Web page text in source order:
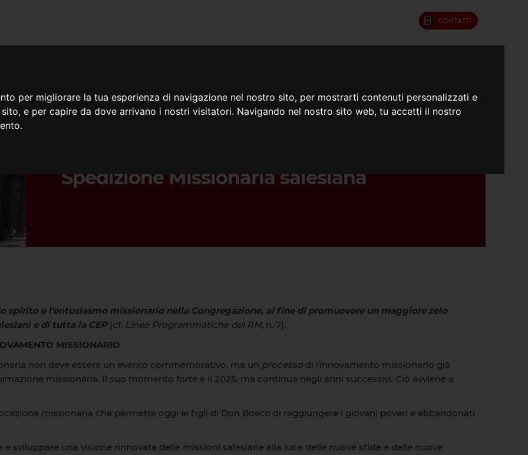
per migliorare la tua esperienza di navigazione nel nostro sito, per mostrarti contenuti personalizzati e
e per capire da dove arrivano i nostri visitatori. Navigando nel nostro sito web, tu accetti il nostro
CONTATTI
Spedizione Missionaria salesiana
spirito e l'entusiasmo missionario nella Congregazione, al fine di promuovere un maggiore zelo
e di tutta la CEP (cf. Linee Programmatiche del RM, n. 7).
MISSIONARIO
non deve essere un evento commemorativo, ma un processo di rinnovamento missionario già
missionaria. Il suo momento forte è il 2025, ma continua negli anni successivi. Ciò avviene a
missionaria che permette oggi ai figli di Don Bosco di raggiungere i giovani poveri e abbandonati
sviluppare una visione rinnovata delle missioni salesiane alla luce delle nuove sfide e delle nuove